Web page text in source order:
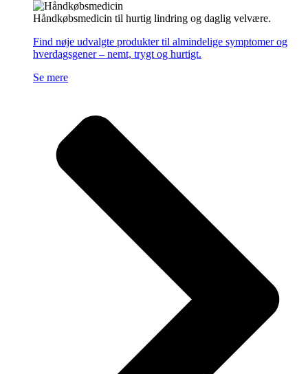
Håndkøbsmedicin til hurtig lindring og daglig velvære.
Find nøje udvalgte produkter til almindelige symptomer og
hverdagsgener – nemt, trygt og hurtigt.
Se mere